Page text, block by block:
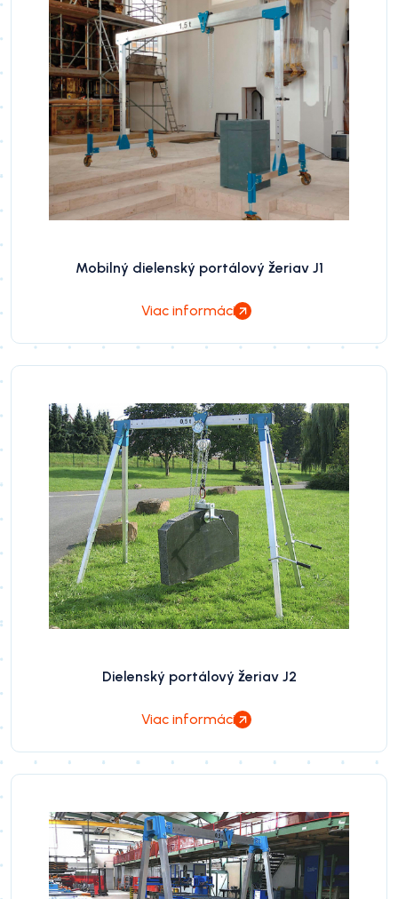
Mobilný dielenský portálový žeriav J1
Viac informácií
Dielenský portálový žeriav J2
Viac informácií